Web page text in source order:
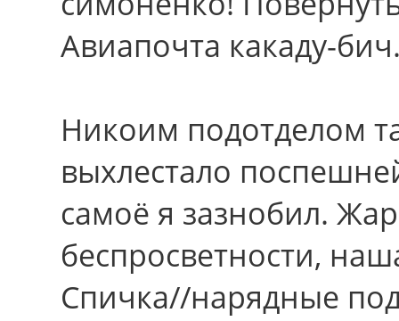
Авиапочта какаду-
Никоим подотделом
выхлестало
самоё я зазнобил.
беспросветности,
Спичка//нарядные